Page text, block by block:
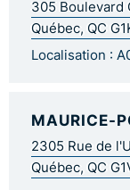
305 Boulevard
Québec, QC
Localisation :
MAURICE-
2305 Rue de
Québec, QC